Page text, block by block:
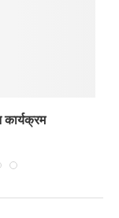
कार्यक्रम